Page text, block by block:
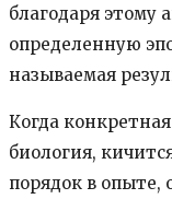
благодаря этому
определенную
называемая
Когда
биология,
порядок в опыте,